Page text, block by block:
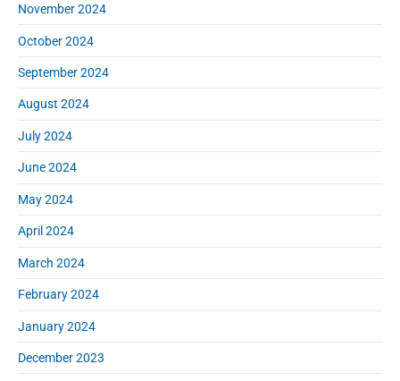
November 2024
October 2024
September 2024
August 2024
July 2024
June 2024
May 2024
April 2024
March 2024
February 2024
January 2024
December 2023